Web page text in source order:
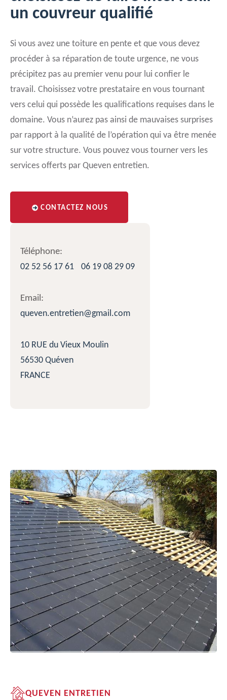
un couvreur qualifié
Si vous avez une toiture en pente et que vous devez
procéder à sa réparation de toute urgence, ne vous
précipitez pas au premier venu pour lui confier le
travail. Choisissez votre prestataire en vous tournant
vers celui qui possède les qualifications requises dans le
domaine. Vous n’aurez pas ainsi de mauvaises surprises
par rapport à la qualité de l’opération qui va être menée
sur votre structure. Vous pouvez vous tourner vers les
services offerts par Queven entretien.
CONTACTEZ NOUS
Téléphone:
02 52 56 17 61
06 19 08 29 09
Email:
queven.entretien@gmail.com
10 RUE du Vieux Moulin
56530 Quéven
FRANCE
QUEVEN ENTRETIEN